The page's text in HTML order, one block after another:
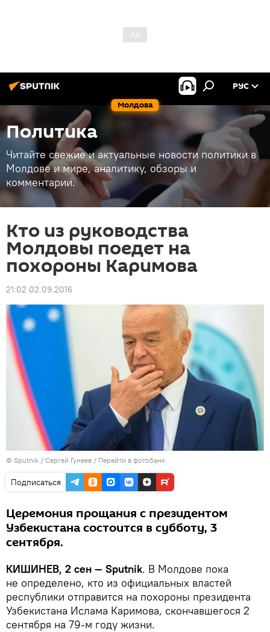
Молдова
РУС
Политика
Читайте свежие и актуальные новости политики в
Молдове и мире, аналитику, обзоры и
комментарии.
Кто из руководства
Молдовы поедет на
похороны Каримова
21:02 02.09.2016
© Sputnik / Сергей Гунеев / Перейти в фотобанк
Подписаться
Церемония прощания с президентом
Узбекистана состоится в субботу, 3
сентября.
КИШИНЕВ, 2 сен — Sputnik. В Молдове пока
не определено, кто из официальных властей
республики отправится на похороны президента
Узбекистана Ислама Каримова, скончавшегося 2
сентября на 79-м году жизни.